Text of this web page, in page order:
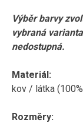
Výběr barvy
vybraná
nedostupná.
Materiál:
kov / látka
Rozměry: